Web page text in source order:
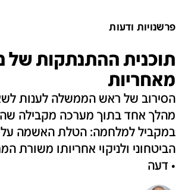
פרשנויות ודעות
תוכנית ההתנתקות של
מאחריות
הסירוב של ראש הממשלה לענות
מהלך אחד בתוך מערכה מקבילה
במקביל למלחמה: הטלת האשמה על
הביטחוני ולניקוי אחריותו משורת
• דעה